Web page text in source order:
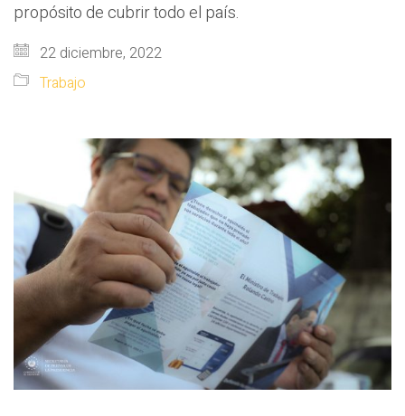
propósito de cubrir todo el país.
22 diciembre, 2022
Trabajo